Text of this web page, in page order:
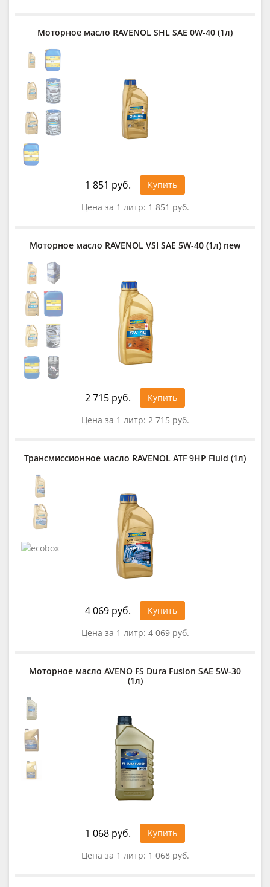
Моторное масло RAVENOL SHL SAE 0W-40 (1л)
1 851 руб.
Купить
Цена за 1 литр: 1 851 руб.
Моторное масло RAVENOL VSI SAE 5W-40 (1л) new
2 715 руб.
Купить
Цена за 1 литр: 2 715 руб.
Трансмиссионное масло RAVENOL ATF 9HP Fluid (1л)
4 069 руб.
Купить
Цена за 1 литр: 4 069 руб.
Моторное масло AVENO FS Dura Fusion SAE 5W-30
(1л)
1 068 руб.
Купить
Цена за 1 литр: 1 068 руб.